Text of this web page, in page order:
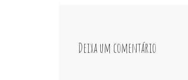
Deixa um comentário